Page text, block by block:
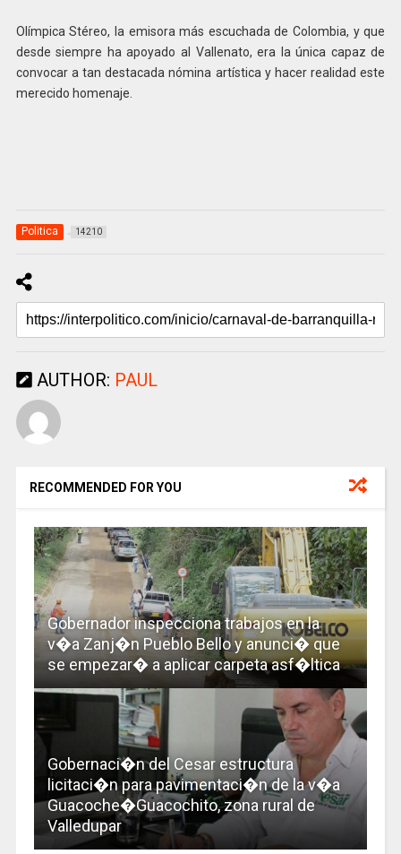
Olímpica Stéreo, la emisora más escuchada de Colombia, y que
desde siempre ha apoyado al Vallenato, era la única capaz de
convocar a tan destacada nómina artística y hacer realidad este
merecido homenaje.
Politica 14210
AUTHOR: PAUL
RECOMMENDED FOR YOU
Gobernador inspecciona trabajos en la
v�a Zanj�n Pueblo Bello y anunci� que
se empezar� a aplicar carpeta asf�ltica
Gobernaci�n del Cesar estructura
licitaci�n para pavimentaci�n de la v�a
Guacoche�Guacochito, zona rural de
Valledupar